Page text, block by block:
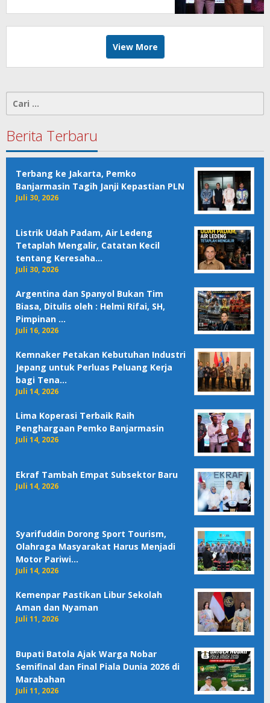
View More
Cari
Berita Terbaru
Terbang ke Jakarta, Pemko
Banjarmasin Tagih Janji Kepastian PLN
Juli 30, 2026
Listrik Udah Padam, Air Ledeng
Tetaplah Mengalir, Catatan Kecil
tentang Keresaha…
Juli 30, 2026
Argentina dan Spanyol Bukan Tim
Biasa, Ditulis oleh : Helmi Rifai, SH,
Pimpinan …
Juli 16, 2026
Kemnaker Petakan Kebutuhan Industri
Jepang untuk Perluas Peluang Kerja
bagi Tena…
Juli 14, 2026
Lima Koperasi Terbaik Raih
Penghargaan Pemko Banjarmasin
Juli 14, 2026
Ekraf Tambah Empat Subsektor Baru
Juli 14, 2026
Syarifuddin Dorong Sport Tourism,
Olahraga Masyarakat Harus Menjadi
Motor Pariwi…
Juli 14, 2026
Kemenpar Pastikan Libur Sekolah
Aman dan Nyaman
Juli 11, 2026
Bupati Batola Ajak Warga Nobar
Semifinal dan Final Piala Dunia 2026 di
Marabahan
Juli 11, 2026